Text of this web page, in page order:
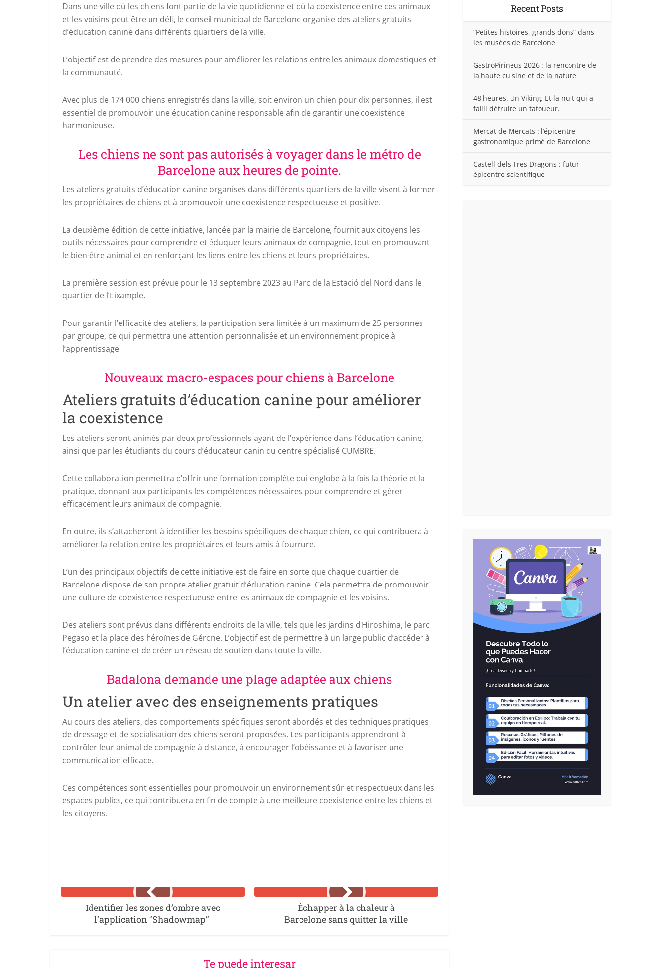
Dans une ville où les chiens font partie de la vie quotidienne et où la coexistence entre ces animaux
et les voisins peut être un défi, le conseil municipal de Barcelone organise des ateliers gratuits
d’éducation canine dans différents quartiers de la ville.
L’objectif est de prendre des mesures pour améliorer les relations entre les animaux domestiques et
la communauté.
Avec plus de 174 000 chiens enregistrés dans la ville, soit environ un chien pour dix personnes, il est
essentiel de promouvoir une éducation canine responsable afin de garantir une coexistence
harmonieuse.
Les chiens ne sont pas autorisés à voyager dans le métro de
Barcelone aux heures de pointe.
Les ateliers gratuits d’éducation canine organisés dans différents quartiers de la ville visent à former
les propriétaires de chiens et à promouvoir une coexistence respectueuse et positive.
La deuxième édition de cette initiative, lancée par la mairie de Barcelone, fournit aux citoyens les
outils nécessaires pour comprendre et éduquer leurs animaux de compagnie, tout en promouvant
le bien-être animal et en renforçant les liens entre les chiens et leurs propriétaires.
La première session est prévue pour le 13 septembre 2023 au Parc de la Estació del Nord dans le
quartier de l’Eixample.
Pour garantir l’efficacité des ateliers, la participation sera limitée à un maximum de 25 personnes
par groupe, ce qui permettra une attention personnalisée et un environnement propice à
l’apprentissage.
Nouveaux macro-espaces pour chiens à Barcelone
Ateliers gratuits d’éducation canine pour améliorer
la coexistence
Les ateliers seront animés par deux professionnels ayant de l’expérience dans l’éducation canine,
ainsi que par les étudiants du cours d’éducateur canin du centre spécialisé CUMBRE.
Cette collaboration permettra d’offrir une formation complète qui englobe à la fois la théorie et la
pratique, donnant aux participants les compétences nécessaires pour comprendre et gérer
efficacement leurs animaux de compagnie.
En outre, ils s’attacheront à identifier les besoins spécifiques de chaque chien, ce qui contribuera à
améliorer la relation entre les propriétaires et leurs amis à fourrure.
L’un des principaux objectifs de cette initiative est de faire en sorte que chaque quartier de
Barcelone dispose de son propre atelier gratuit d’éducation canine. Cela permettra de promouvoir
une culture de coexistence respectueuse entre les animaux de compagnie et les voisins.
Des ateliers sont prévus dans différents endroits de la ville, tels que les jardins d’Hiroshima, le parc
Pegaso et la place des héroïnes de Gérone. L’objectif est de permettre à un large public d’accéder à
l’éducation canine et de créer un réseau de soutien dans toute la ville.
Badalona demande une plage adaptée aux chiens
Un atelier avec des enseignements pratiques
Au cours des ateliers, des comportements spécifiques seront abordés et des techniques pratiques
de dressage et de socialisation des chiens seront proposées. Les participants apprendront à
contrôler leur animal de compagnie à distance, à encourager l’obéissance et à favoriser une
communication efficace.
Ces compétences sont essentielles pour promouvoir un environnement sûr et respectueux dans les
espaces publics, ce qui contribuera en fin de compte à une meilleure coexistence entre les chiens et
les citoyens.
Identifier les zones d’ombre avec
l’application “Shadowmap”.
Échapper à la chaleur à
Barcelone sans quitter la ville
Te puede interesar
Recent Posts
“Petites histoires, grands dons” dans
les musées de Barcelone
GastroPirineus 2026 : la rencontre de
la haute cuisine et de la nature
48 heures. Un Viking. Et la nuit qui a
failli détruire un tatoueur.
Mercat de Mercats : l’épicentre
gastronomique primé de Barcelone
Castell dels Tres Dragons : futur
épicentre scientifique